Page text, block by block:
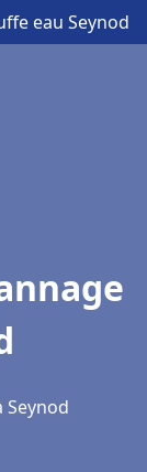
eau Seynod